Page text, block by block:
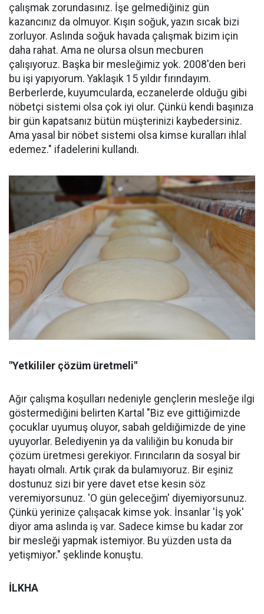
çalışmak zorundasınız. İşe gelmediğiniz gün
kazancınız da olmuyor. Kışın soğuk, yazın sıcak bizi
zorluyor. Aslında soğuk havada çalışmak bizim için
daha rahat. Ama ne olursa olsun mecburen
çalışıyoruz. Başka bir mesleğimiz yok. 2008'den beri
bu işi yapıyorum. Yaklaşık 15 yıldır fırındayım.
Berberlerde, kuyumcularda, eczanelerde olduğu gibi
nöbetçi sistemi olsa çok iyi olur. Çünkü kendi başınıza
bir gün kapatsanız bütün müşterinizi kaybedersiniz.
Ama yasal bir nöbet sistemi olsa kimse kuralları ihlal
edemez." ifadelerini kullandı.
"Yetkililer çözüm üretmeli"
Ağır çalışma koşulları nedeniyle gençlerin mesleğe ilgi
göstermediğini belirten Kartal "Biz eve gittiğimizde
çocuklar uyumuş oluyor, sabah geldiğimizde de yine
uyuyorlar. Belediyenin ya da valiliğin bu konuda bir
çözüm üretmesi gerekiyor. Fırıncıların da sosyal bir
hayatı olmalı. Artık çırak da bulamıyoruz. Bir eşiniz
dostunuz sizi bir yere davet etse kesin söz
veremiyorsunuz. 'O gün geleceğim' diyemiyorsunuz.
Çünkü yerinize çalışacak kimse yok. İnsanlar 'İş yok'
diyor ama aslında iş var. Sadece kimse bu kadar zor
bir mesleği yapmak istemiyor. Bu yüzden usta da
yetişmiyor." şeklinde konuştu.
İLKHA